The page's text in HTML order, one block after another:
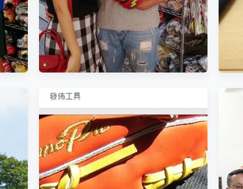
物 台南市成棒隊陽光大男孩來訪